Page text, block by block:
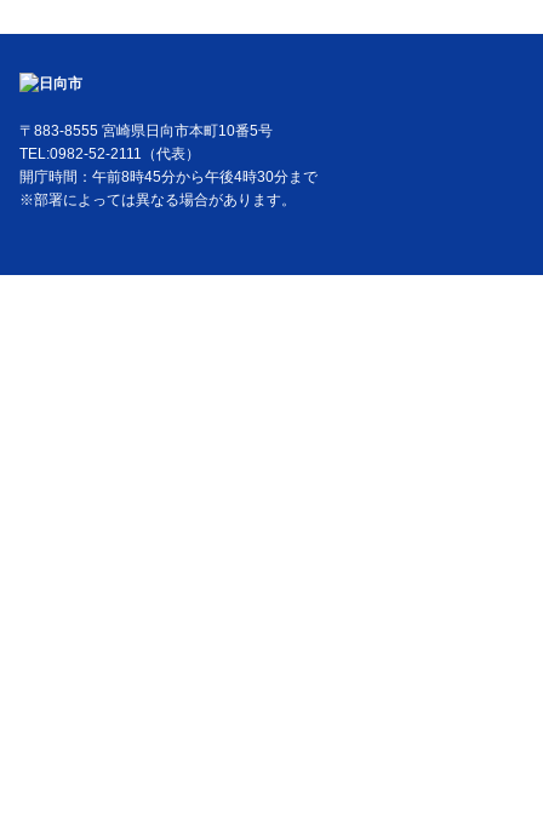
〒883-8555 宮崎県日向市本町10番5号
TEL:0982-52-2111（代表）
開庁時間：午前8時45分から午後4時30分まで
※部署によっては異なる場合があります。